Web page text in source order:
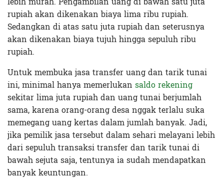
rupiah akan dikenakan biaya lima ribu rupiah.
Sedangkan di atas satu juta rupiah dan seterusnya
akan dikenakan biaya tujuh hingga sepuluh ribu
rupiah.
Untuk membuka jasa transfer uang dan tarik tunai
ini, minimal hanya memerlukan saldo rekening
sekitar lima juta rupiah dan uang tunai berjumlah
sama, karena orang-orang desa nggak terlalu suka
memegang uang kertas dalam jumlah banyak. Jadi,
jika pemilik jasa tersebut dalam sehari melayani lebih
dari sepuluh transaksi transfer dan tarik tunai di
bawah sejuta saja, tentunya ia sudah mendapatkan
banyak keuntungan.